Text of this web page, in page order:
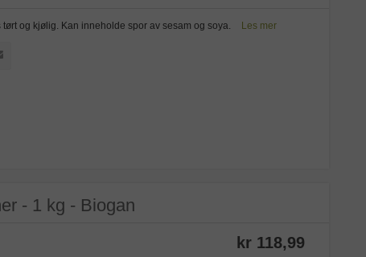
og kjølig. Kan inneholde spor av sesam og soya. Les mer
- 1 kg - Biogan
kr 118,99